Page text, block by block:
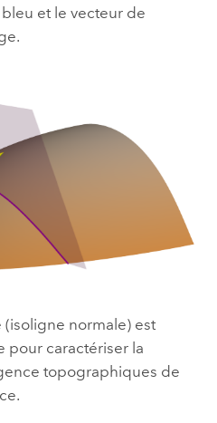
et le vecteur de
normale) est
pour caractériser la
topographiques de